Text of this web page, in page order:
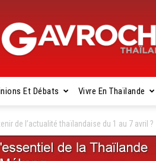
Gavroche
Et Débats Vivre En Thaïlande
de l’actualité thaïlandaise du 1 au 7 avril ?